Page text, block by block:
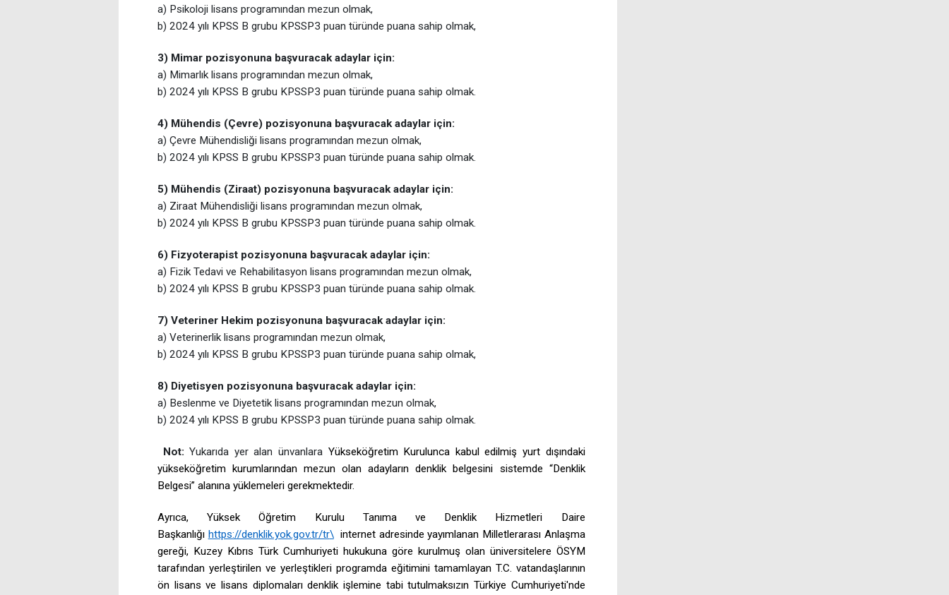
a) Psikoloji lisans programından mezun olmak,
b) 2024 yılı KPSS B grubu KPSSP3 puan türünde puana sahip olmak,
3) Mimar pozisyonuna başvuracak adaylar için:
a) Mimarlık lisans programından mezun olmak,
b) 2024 yılı KPSS B grubu KPSSP3 puan türünde puana sahip olmak.
4) Mühendis (Çevre) pozisyonuna başvuracak adaylar için:
a) Çevre Mühendisliği lisans programından mezun olmak,
b) 2024 yılı KPSS B grubu KPSSP3 puan türünde puana sahip olmak.
5) Mühendis (Ziraat) pozisyonuna başvuracak adaylar için:
a) Ziraat Mühendisliği lisans programından mezun olmak,
b) 2024 yılı KPSS B grubu KPSSP3 puan türünde puana sahip olmak.
6) Fizyoterapist pozisyonuna başvuracak adaylar için:
a) Fizik Tedavi ve Rehabilitasyon lisans programından mezun olmak,
b) 2024 yılı KPSS B grubu KPSSP3 puan türünde puana sahip olmak.
7) Veteriner Hekim pozisyonuna başvuracak adaylar için:
a) Veterinerlik lisans programından mezun olmak,
b) 2024 yılı KPSS B grubu KPSSP3 puan türünde puana sahip olmak,
8) Diyetisyen pozisyonuna başvuracak adaylar için:
a) Beslenme ve Diyetetik lisans programından mezun olmak,
b) 2024 yılı KPSS B grubu KPSSP3 puan türünde puana sahip olmak.
Not: Yukarıda yer alan ünvanlara Yükseköğretim Kurulunca kabul edilmiş yurt dışındaki
yükseköğretim kurumlarından mezun olan adayların denklik belgesini sistemde “Denklik
Belgesi” alanına yüklemeleri gerekmektedir.
Ayrıca, Yüksek Öğretim Kurulu Tanıma ve Denklik Hizmetleri Daire
Başkanlığı https://denklik.yok.gov.tr/tr\internet adresinde yayımlanan Milletlerarası Anlaşma
gereği, Kuzey Kıbrıs Türk Cumhuriyeti hukukuna göre kurulmuş olan üniversitelere ÖSYM
tarafından yerleştirilen ve yerleştikleri programda eğitimini tamamlayan T.C. vatandaşlarının
ön lisans ve lisans diplomaları denklik işlemine tabi tutulmaksızın Türkiye Cumhuriyeti'nde